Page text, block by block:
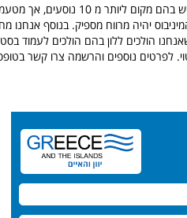
שימו לב המיניבוסים מתאימים "לעידן
רק עבור 10 איש, בכדי שהמיניבוס יהיה מרווח מספיק.
הולכים ללון בהם הולכים לעמוד
לפרטים נוספים והרשמה צרו קשר